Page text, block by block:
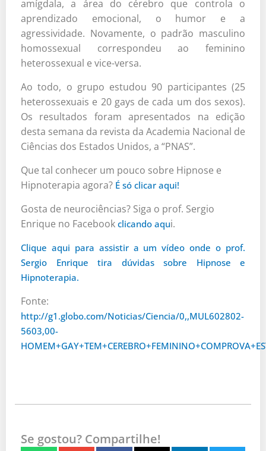
amígdala, a área do cérebro que controla o
aprendizado emocional, o humor e a
agressividade. Novamente, o padrão masculino
homossexual correspondeu ao feminino
heterossexual e vice-versa.
Ao todo, o grupo estudou 90 participantes (25
heterossexuais e 20 gays de cada um dos sexos).
Os resultados foram apresentados na edição
desta semana da revista da Academia Nacional de
Ciências dos Estados Unidos, a “PNAS”.
Que tal conhecer um pouco sobre Hipnose e
Hipnoterapia agora? É só clicar aqui!
Gosta de neurociências? Siga o prof. Sergio
Enrique no Facebook clicando aqui.
Clique aqui para assistir a um vídeo onde o prof.
Sergio Enrique tira dúvidas sobre Hipnose e
Hipnoterapia.
Fonte:
http://g1.globo.com/Noticias/Ciencia/0,,MUL602802-
5603,00-
Se gostou? Compartilhe!